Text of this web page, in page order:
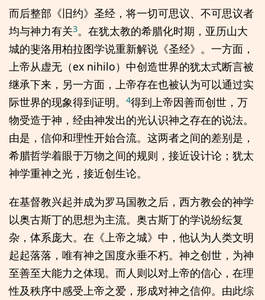
而后整部《旧约》圣经，将一切可思议、不可思议者
均与神力有关3。在犹太教的希腊化时期，亚历山大
城的斐洛用柏拉图学说重新解说《圣经》。一方面，
上帝从虚无（ex nihilo）中创造世界的犹太式断言被
继承下来，另一方面，上帝存在也被认为可以通过实
际世界的现象得到证明。 4得到上帝因善而创世，万
物受造于神，经由神发出的光认识神之存在的说法。
由是，信仰和理性开始合流。这两者之间的差别是，
希腊哲学着眼于万物之间的规则，接近设计论；犹太
神学重神之光，接近创生论。
在基督教兴起并成为罗马国教之后，西方教会的神学
以奥古斯丁的思想为主流。奥古斯丁的学说纷纭复
杂，体系庞大。在《上帝之城》中，他认为人类文明
起起落落，唯有神之国度永垂不朽。神之创世，为神
至善至大能力之体现。而人则以对上帝的信心，在理
性及秩序中感受上帝之爱，形成对神之信仰。由此综